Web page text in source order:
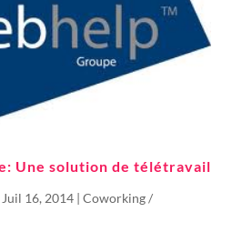
Une solution de télétravail
Juil 16, 2014| Coworking /